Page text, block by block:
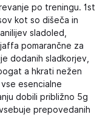
po treningu. 1st
kot so dišeča in
sladoled,
pomarančne za
dodanih sladkorjev,
a hkrati nežen
esencialne
dobili približno 5g
prepovedanih